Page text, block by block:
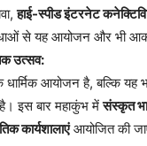
हाई-स्पीड इंटरनेट
से यह आयोजन और भी
उत्सव:
आयोजन है, बल्कि यह
है। इस बार महाकुंभ मेंसंस्कृत
कार्यशालाएंआयोजित की